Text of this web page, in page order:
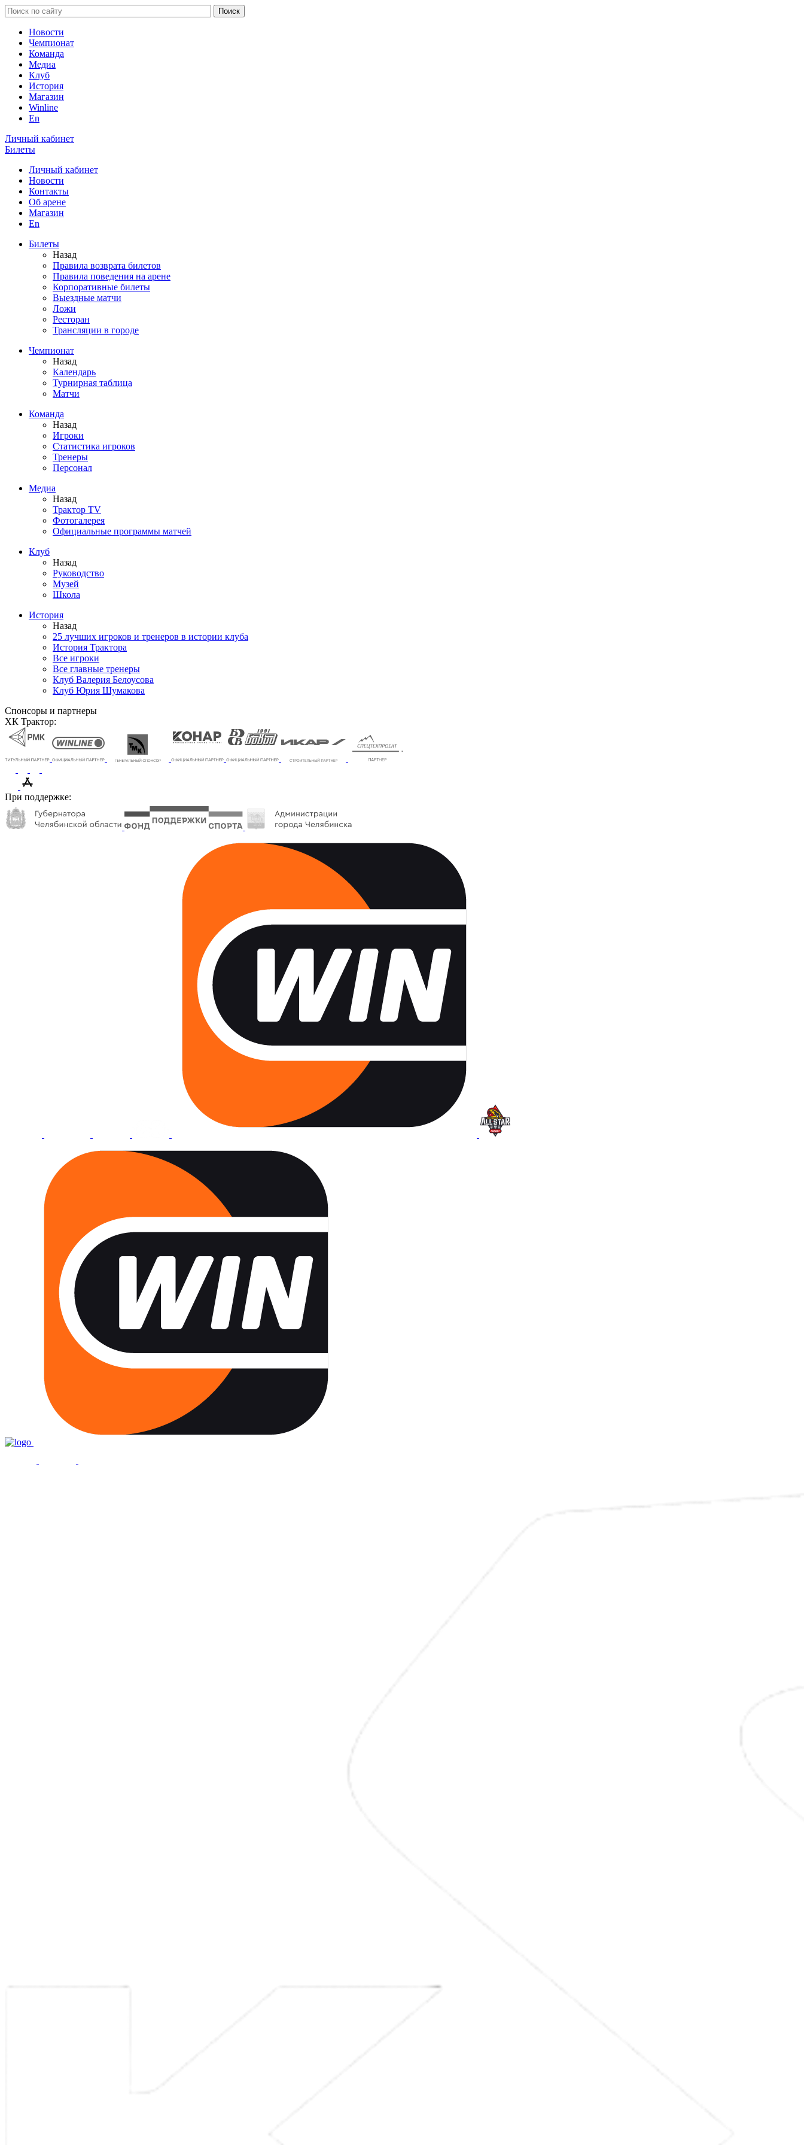
Новости
Чемпионат
Команда
Медиа
Клуб
История
Магазин
Winline
En
Личный кабинет
Билеты
Личный кабинет
Новости
Контакты
Об арене
Магазин
En
Билеты
Назад
Правила возврата билетов
Правила поведения на арене
Корпоративные билеты
Выездные матчи
Ложи
Ресторан
Трансляции в городе
Чемпионат
Назад
Календарь
Турнирная таблица
Матчи
Команда
Назад
Игроки
Статистика игроков
Тренеры
Персонал
Медиа
Назад
Трактор TV
Фотогалерея
Официальные программы матчей
Клуб
Назад
Руководство
Музей
Школа
История
Назад
25 лучших игроков и тренеров в истории клуба
История Трактора
Все игроки
Все главные тренеры
Клуб Валерия Белоусова
Клуб Юрия Шумакова
Спонсоры и партнеры
ХК Трактор:
При поддержке: